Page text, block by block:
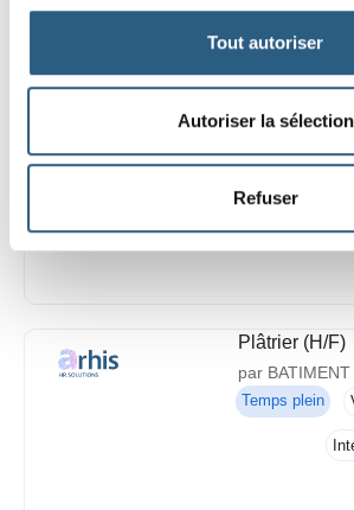
Tout autoriser
Autoriser la sélection
Refuser
Jardinier
par BATIMENT
Plâtrier (H/F)
par BATIMENT
Temps plein